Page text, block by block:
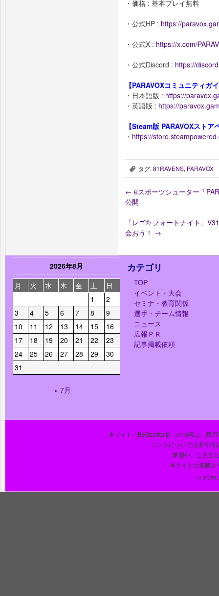
・価格 : 基本プレイ無料
・公式HP : https://
・公式X : https://x.com/
・公式Discord : https://
【PARAVOXコミュニティガ
・日本語版 : https://
・英語版 : https://
【Steam版 PARAVOXストア
・ https://
, タグ:81RAVENS, PARAVOX
← eスポーツシューター「
公開
「レゴ®︎ フォートナイト」
会おう！ →
2026年8月
月
火 水 木 金 土
日
1
2
3
4 5 6 7 8
9
10
11 12 13 14 15
16
17
18 19 20 21 22
23
24
25 26 27 28 29
30
31
« 7月
カテゴリ
TOP
イベント・大会
セミナ・教育関係
選手・チーム情報
ニュース
広報ＰＲ
記事掲載依頼
本サイト「BeSporter.jp」の内容は、商
リンクについては著作権
希望や、ご意見
本サイトの掲載ポ
© 2026